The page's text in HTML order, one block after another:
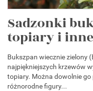
Sadzonki
topiary i
Bukszpan wiecznie zielony
najpiękniejszych krzewów
topiary. Można dowolnie
różnorodne figury...